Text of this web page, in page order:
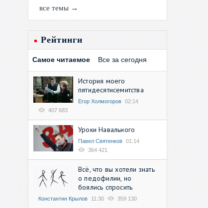
все темы →
Рейтинги
Самое читаемое Все за сегодня
История моего
пятидесятисемитства
Егор Холмогоров 02:14
407 683
Уроки Навального
Павел Святенков 01:14
364 421
Всё, что вы хотели знать
о педофилии, но
боялись спросить
Константин Крылов 11:30 359 130